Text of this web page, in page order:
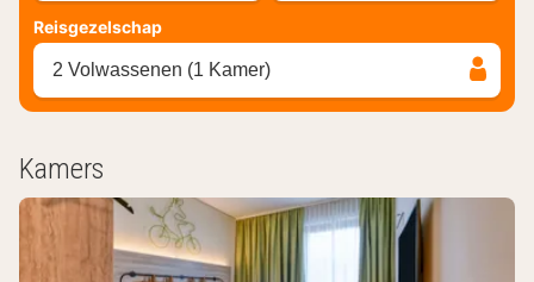
Reisgezelschap
2 Volwassenen (1 Kamer)
Kamers